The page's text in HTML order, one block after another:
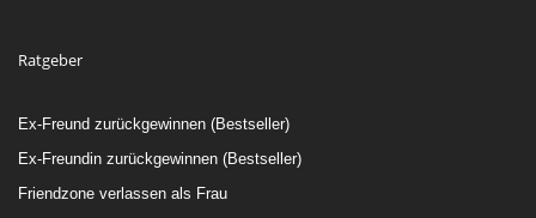
Ratgeber
Ex-Freund zurückgewinnen (Bestseller)
Ex-Freundin zurückgewinnen (Bestseller)
Friendzone verlassen als Frau